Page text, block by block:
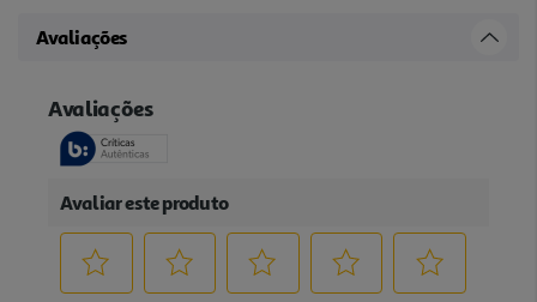
Avaliações